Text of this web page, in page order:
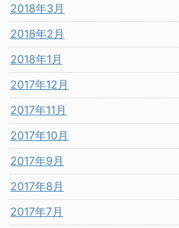
2018年3月
2018年2月
2018年1月
2017年12月
2017年11月
2017年10月
2017年9月
2017年8月
2017年7月